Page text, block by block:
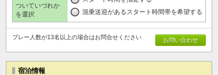
ついていづれか
を選択
混乗送迎があるスタート時間帯を希望する
お問い合わせ
プレー人数が13名以上の場合はお問合せください
宿泊情報